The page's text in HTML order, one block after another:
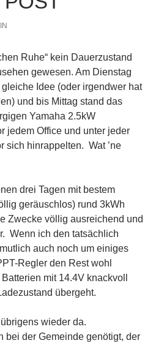
Ruhe“ kein Dauerzustand
gewesen. Am Dienstag
Idee (oder irgendwer hat
und bis Mittag stand das
Yamaha 2.5kW
jedem Office und unter jeder
sich hinrappelten. Wat ’ne
drei Tagen mit bestem
geräuschlos) rund 3kWh
Zwecke völlig ausreichend und
Wenn ich den tatsächlich
auch noch um einiges
Regler den Rest wohl
mit 14.4V knackvoll
übergeht.
wieder da.
bei der Gemeinde genötigt, der